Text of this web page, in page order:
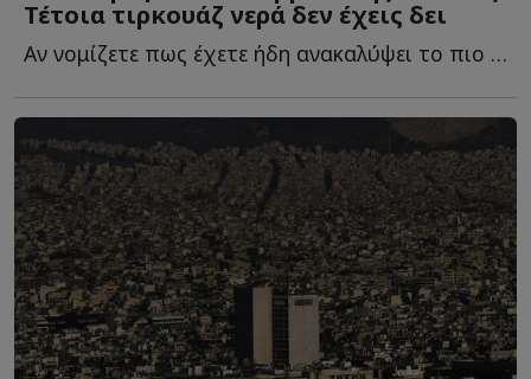
Τέτοια τιρκουάζ νερά δεν έχεις δει
Αν νομίζετε πως έχετε ήδη ανακαλύψει το πιο μαγευτικό κ...